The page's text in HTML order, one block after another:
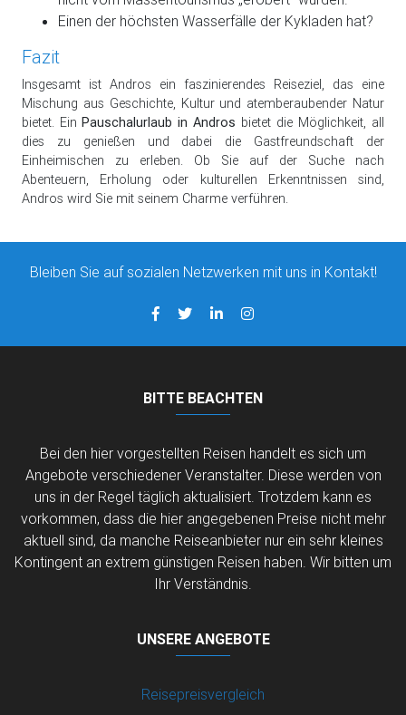
Einen der höchsten Wasserfälle der Kykladen hat?
Fazit
Insgesamt ist Andros ein faszinierendes Reiseziel, das eine
Mischung aus Geschichte, Kultur und atemberaubender Natur
bietet. Ein Pauschalurlaub in Andros bietet die Möglichkeit, all
dies zu genießen und dabei die Gastfreundschaft der
Einheimischen zu erleben. Ob Sie auf der Suche nach
Abenteuern, Erholung oder kulturellen Erkenntnissen sind,
Andros wird Sie mit seinem Charme verführen.
Bleiben Sie auf sozialen Netzwerken mit uns in Kontakt!
BITTE BEACHTEN
Bei den hier vorgestellten Reisen handelt es sich um
Angebote verschiedener Veranstalter. Diese werden von
uns in der Regel täglich aktualisiert. Trotzdem kann es
vorkommen, dass die hier angegebenen Preise nicht mehr
aktuell sind, da manche Reiseanbieter nur ein sehr kleines
Kontingent an extrem günstigen Reisen haben. Wir bitten um
Ihr Verständnis.
UNSERE ANGEBOTE
Reisepreisvergleich